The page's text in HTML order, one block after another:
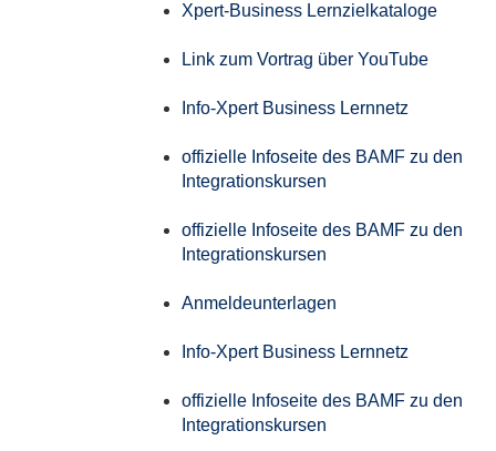
Xpert-Business Lernzielkataloge
Link zum Vortrag über YouTube
Info-Xpert Business Lernnetz
offizielle Infoseite des BAMF zu den
Integrationskursen
offizielle Infoseite des BAMF zu den
Integrationskursen
Anmeldeunterlagen
Info-Xpert Business Lernnetz
offizielle Infoseite des BAMF zu den
Integrationskursen